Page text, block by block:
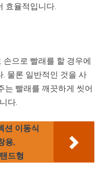
효율적입니다.
으로 빨래를 할 경우에
물론 일반적인 것을 사
는 빨래를 깨끗하게 씻어
다.
션 이동식
용,
드형